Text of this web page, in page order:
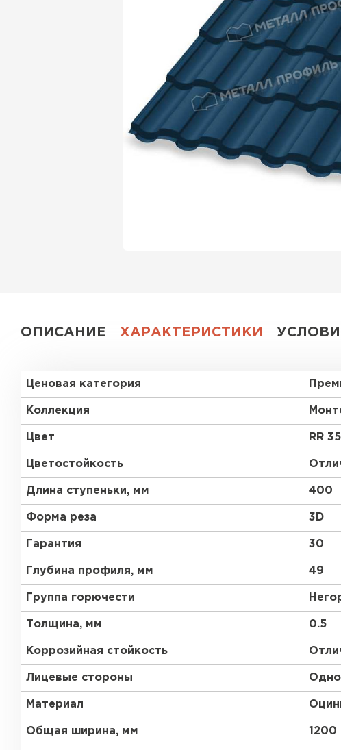
ОПИСАНИЕ ХАРАКТЕРИСТИКИ
Ценовая категория
Коллекция
Цвет RR 35
Цветостойкость
Длина ступеньки, мм 400
Форма реза 3D
Гарантия 30
Глубина профиля, мм 49
Группа горючести
Толщина, мм 0.5
Коррозийная стойкость
Лицевые стороны
Материал
Общая ширина, мм 1200